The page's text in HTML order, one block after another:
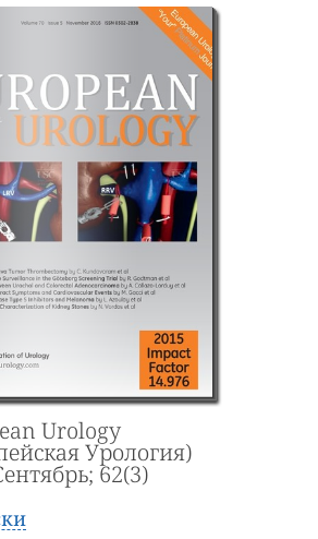
Urology
Урология)
62(3)